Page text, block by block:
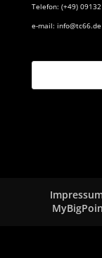
Telefon: (+49)
e-mail: info@tc66.de